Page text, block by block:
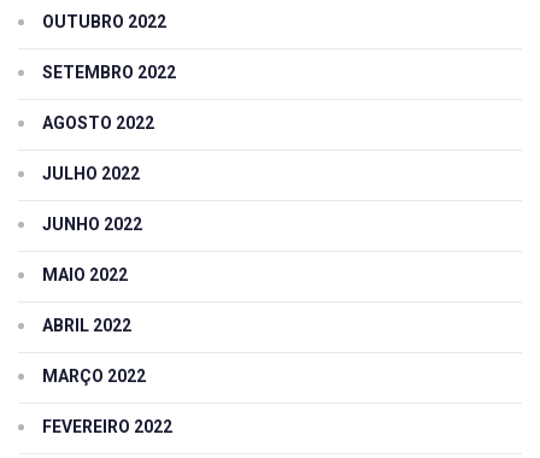
OUTUBRO 2022
SETEMBRO 2022
AGOSTO 2022
JULHO 2022
JUNHO 2022
MAIO 2022
ABRIL 2022
MARÇO 2022
FEVEREIRO 2022